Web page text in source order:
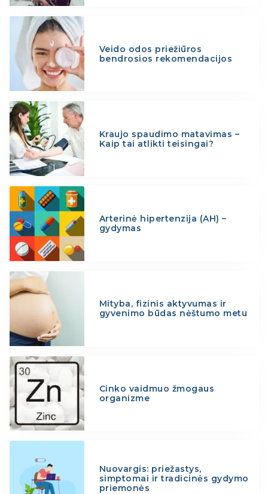
Veido odos priežiūros
bendrosios rekomendacijos
Kraujo spaudimo matavimas –
Kaip tai atlikti teisingai?
Arterinė hipertenzija (AH) –
gydymas
Mityba, fizinis aktyvumas ir
gyvenimo būdas nėštumo metu
Cinko vaidmuo žmogaus
organizme
Nuovargis: priežastys,
simptomai ir tradicinės gydymo
priemonės